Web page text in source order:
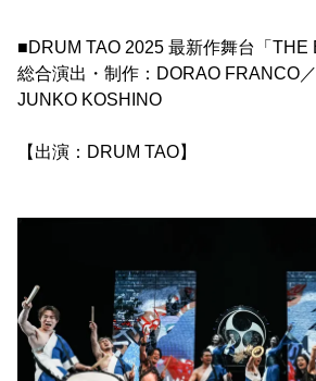
■DRUM TAO 2025 最新作舞台「THE
総合演出・制作：DORAO FRANCO
JUNKO KOSHINO
【出演：DRUM TAO】